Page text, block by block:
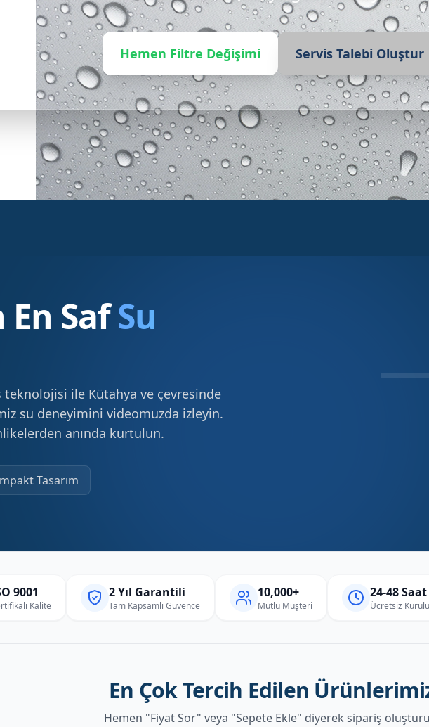
Hemen Filtre Değişimi Servis Talebi Oluştur
SafSu
teknolojisi ile Kütahya ve çevresinde
su deneyimini videomuzda izleyin.
anında kurtulun.
Tasarım
9001
Kalite
2 Yıl Garantili
Tam Kapsamlı Güvence
10,000+
Mutlu Müşteri
24-48 Saat
Ücretsiz
En Çok Tercih Edilen
Hemen "Fiyat Sor" veya "Sepete Ekle" diyerek sipariş